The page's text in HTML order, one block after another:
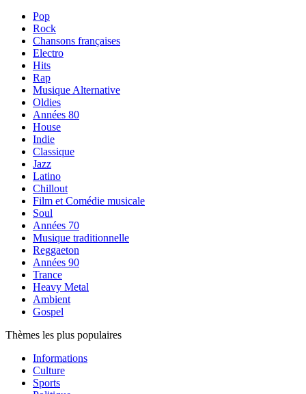
Pop
Rock
Chansons françaises
Electro
Hits
Rap
Musique Alternative
Oldies
Années 80
House
Indie
Classique
Jazz
Latino
Chillout
Film et Comédie musicale
Soul
Années 70
Musique traditionnelle
Reggaeton
Années 90
Trance
Heavy Metal
Ambient
Gospel
Thèmes les plus populaires
Informations
Culture
Sports